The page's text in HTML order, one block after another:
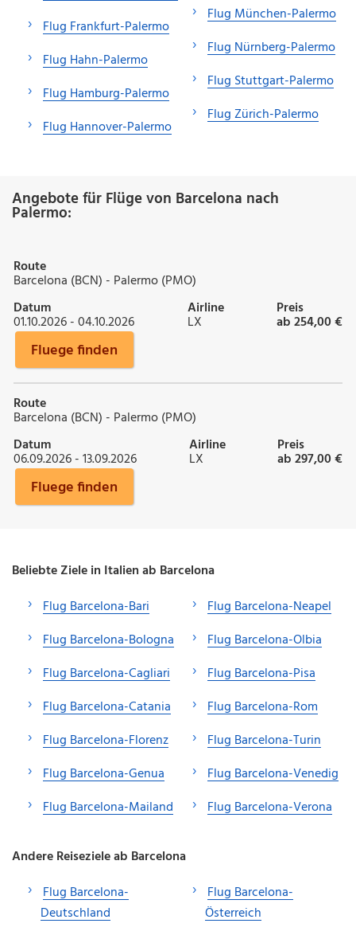
Flug Frankfurt-Palermo
Flug Hahn-Palermo
Flug Hamburg-Palermo
Flug Hannover-Palermo
Flug München-Palermo
Flug Nürnberg-Palermo
Flug Stuttgart-Palermo
Flug Zürich-Palermo
Angebote für Flüge von Barcelona nach
Palermo:
Route
Barcelona (BCN) - Palermo (PMO)
Datum
01.10.2026 - 04.10.2026
Airline
LX
Preis
ab 254,00 €
Fluege finden
Route
Barcelona (BCN) - Palermo (PMO)
Datum
06.09.2026 - 13.09.2026
Airline
LX
Preis
ab 297,00 €
Fluege finden
Beliebte Ziele in Italien ab Barcelona
Flug Barcelona-Bari
Flug Barcelona-Bologna
Flug Barcelona-Cagliari
Flug Barcelona-Catania
Flug Barcelona-Florenz
Flug Barcelona-Genua
Flug Barcelona-Mailand
Flug Barcelona-Neapel
Flug Barcelona-Olbia
Flug Barcelona-Pisa
Flug Barcelona-Rom
Flug Barcelona-Turin
Flug Barcelona-Venedig
Flug Barcelona-Verona
Andere Reiseziele ab Barcelona
Flug Barcelona-
Deutschland
Flug Barcelona-
Österreich